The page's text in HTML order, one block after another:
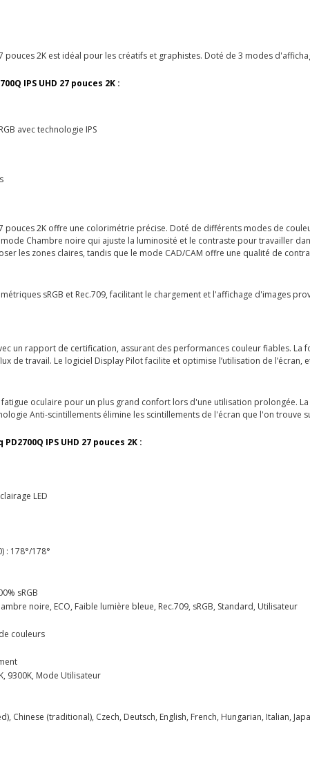
pouces 2K est idéal pour les créatifs et graphistes. Doté de 3 modes
IPS UHD 27 pouces 2K :
avec technologie IPS
pouces 2K offre une colorimétrie précise. Doté de différents modes de
Chambre noire qui ajuste la luminosité et le contraste pour travailler
les zones claires, tandis que le mode CAD/CAM offre une qualité de
sRGB et Rec.709, facilitant le chargement et l'affichage d'images
un rapport de certification, assurant des performances couleur fiables. La
de travail. Le logiciel Display Pilot facilite et optimise l’utilisation de
fatigue oculaire pour un plus grand confort lors d'une utilisation prolongée.
Anti-scintillements élimine les scintillements de l'écran que l'on trouve
IPS UHD 27 pouces 2K :
LED
: 178°/178°
sRGB
noire, ECO, Faible lumière bleue, Rec.709, sRGB, Standard, Utilisateur
couleurs
9300K, Mode Utilisateur
Chinese (traditional), Czech, Deutsch, English, French, Hungarian, Italian,